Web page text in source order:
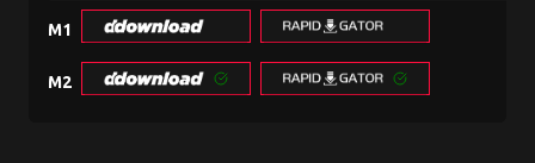
M1
M2